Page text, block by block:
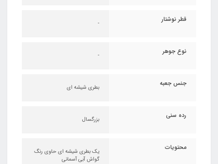
قطر نوشتار -
نوع جوهر -
جنس جعبه بطری شیشه ای
رده سنی بزرگسال
محتویات
یک بطری شیشه ای حاوی رنگ
گواش آبی آسمانی